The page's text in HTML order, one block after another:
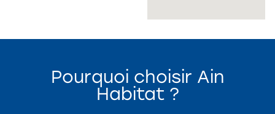
Pourquoi choisir Ain
Habitat ?